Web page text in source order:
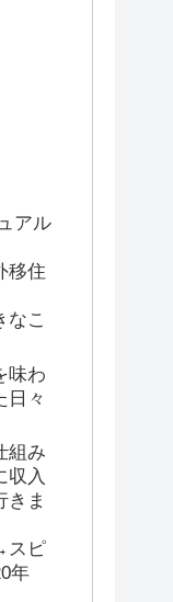
アル
移住
なこ
味わ
日々
組み
収入
きま
スピ
年